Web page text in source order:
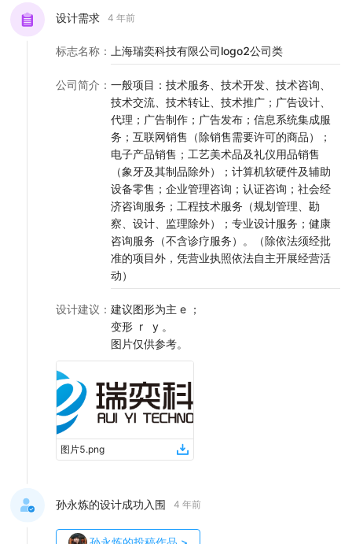
登录 / 注册
设计需求 4 年前
标志名称 ： 上海瑞奕科技有限公司logo2公司类
公司简介 ： 一般项目：技术服务、技术开发、技术咨询、
技术交流、技术转让、技术推广；广告设计、
代理；广告制作；广告发布；信息系统集成服
务；互联网销售（除销售需要许可的商品）；
电子产品销售；工艺美术品及礼仪用品销售
（象牙及其制品除外）；计算机软硬件及辅助
设备零售；企业管理咨询；认证咨询；社会经
济咨询服务；工程技术服务（规划管理、勘
察、设计、监理除外）；专业设计服务；健康
咨询服务（不含诊疗服务）。（除依法须经批
准的项目外，凭营业执照依法自主开展经营活
动）
设计建议 ： 建议图形为主 e ；
变形 r y 。
图片仅供参考。
图片5.png
孙永炼的设计成功入围 4 年前